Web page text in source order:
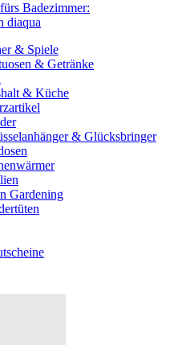
Badezimmer:
diaqua
& Spiele
& Getränke
& Küche
& Glücksbringer
Gardening